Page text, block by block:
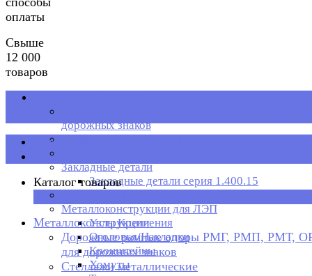
оплаты
Свыше
12 000
товаров
дорожных знаков
Стеллажи металлические
Закладные детали
Закладные детали серия 1.400.15
Металлоконструкции для ЛЭП
Узлы Крепления
Оголовья/Накладки
Кронштейны
Хомуты
Каталог товаров
Каталог товаров
Металлоконструкции
Дорожные рамные опоры РМГ, РМП, РМТ,
для дорожных знаков
Стеллажи металлические